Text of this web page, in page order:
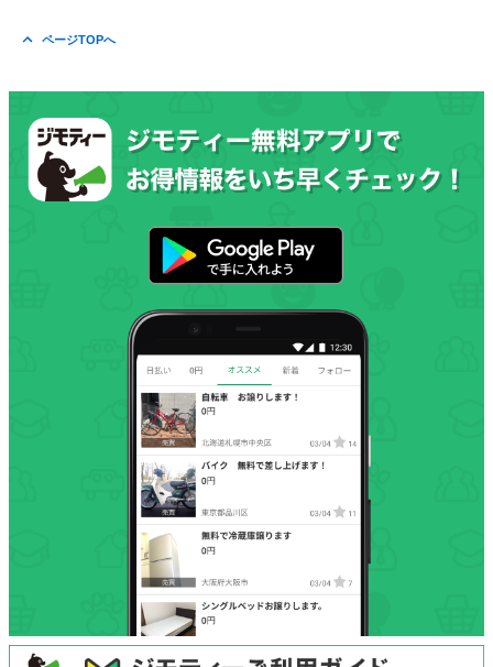
ページTOPへ